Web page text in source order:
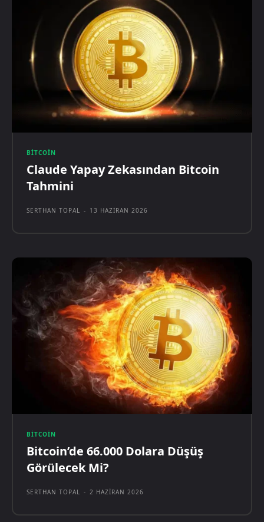
BITCOIN
Claude Yapay Zekasından Bitcoin
Tahmini
SERTHAN TOPAL - 13 HAZIRAN 2026
BITCOIN
Bitcoin’de 66.000 Dolara Düşüş
Görülecek Mi?
SERTHAN TOPAL - 2 HAZIRAN 2026